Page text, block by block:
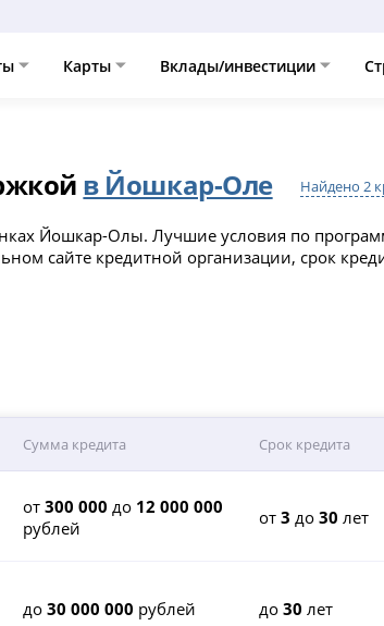
Карты Вклады/инвестиции
в Йошкар-Оле Найдено 2
Йошкар-Олы. Лучшие условия по
сайте кредитной организации, срок
Сумма кредита Срок кредита
от300 000 до 12 000 000
рублей
от3 до30 лет
до30 000 000 рублей до30 лет